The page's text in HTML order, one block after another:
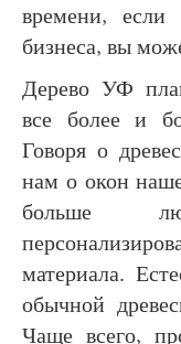
времени, если
бизнеса, вы
Дерево УФ
все более и
Говоря о
нам о окон
больше
материала.
обычной
Чаще всего,